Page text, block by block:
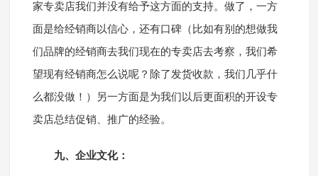
家专卖店我们并没有给予这方面的支持。做了，一方
面是给经销商以信心，还有口碑（比如有别的想做我
们品牌的经销商去我们现在的专卖店去考察，我们希
望现有经销商怎么说呢？除了发货收款，我们几乎什
么都没做！）另一方面是为我们以后更面积的开设专
卖店总结促销、推广的经验。
九、企业文化：